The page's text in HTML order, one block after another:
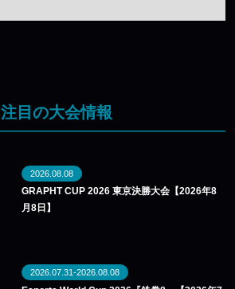
注目の大会情報
2026.08.08
GRAPHT CUP 2026 東京決勝大会【2026年8
月8日】
2026.07.31-2026.08.08